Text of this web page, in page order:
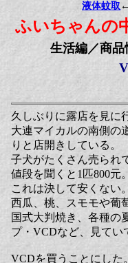
液体蚊取 ←
ふいちゃんの
生活編／商品
久しぶりに露店を見に
大連マイカルの南側の
りと店開きしている。
子犬がたくさん売られ
値段を聞くと1匹800元。
これは決して安くない。
西瓜、桃、スモモや葡
国式大判焼き、各種の
プ・VCDなど、見てい
VCDを買うことにした